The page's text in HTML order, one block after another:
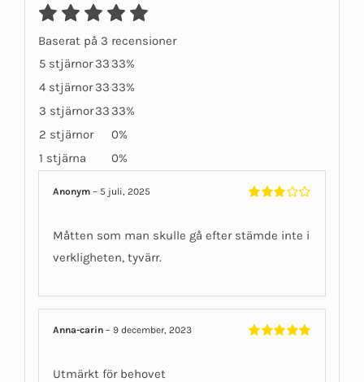
Baserat på 3 recensioner
5 stjärnor3333%
4 stjärnor3333%
3 stjärnor3333%
2 stjärnor
0%
1 stjärna
0%
Anonym– 5 juli, 2025
Måtten som man skulle gå efter stämde inte i
verkligheten, tyvärr.
Anna-carin– 9 december, 2023
Utmärkt för behovet